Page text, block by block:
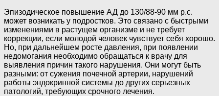
Эпизодическое повышение АД до 130/88-90 мм р.с.
может возникать у подростков. Это связано с быстрыми
изменениями в растущем организме и не требует
коррекции, если молодой человек чувствует себя хорошо.
Но, при дальнейшем росте давления, при появлении
недомогания необходимо обращаться к врачу для
выявления причин такого нарушения. Они могут быть
разными: от сужения почечной артерии, нарушений
работы эндокринной системы до других серьезных
патологий, требующих срочного лечения.